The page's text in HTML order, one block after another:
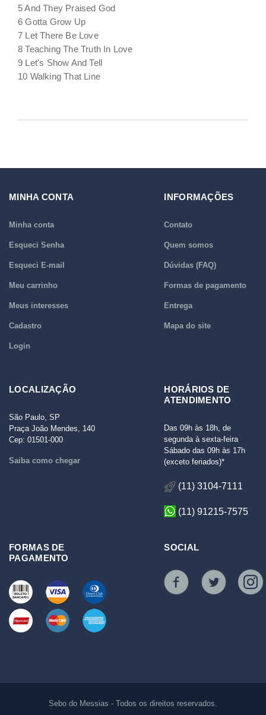
5 And They Praised God
6 Gotta Grow Up
7 Let There Be Love
8 Teaching The Truth In Love
9 Let's Show And Tell
10 Walking That Line
MINHA CONTA
Minha conta
Esqueci Senha
Esqueci E-mail
Meu carrinho
Meus interesses
Cadastro
Login
INFORMAÇÕES
Contato
Quem somos
Dúvidas (FAQ)
Formas de pagamento
Entrega
Mapa do site
LOCALIZAÇÃO
São Paulo, SP
Praça João Mendes, 140
Cep: 01501-000
Saiba como chegar
HORÁRIOS DE
ATENDIMENTO
Das 09h às 18h, de
segunda à sexta-feira
Sábado das 09h às 17h
(exceto feriados)*
(11) 3104-7111
(11) 91215-7575
FORMAS DE
PAGAMENTO
SOCIAL
Sebo do Messias - Todos os direitos reservados.